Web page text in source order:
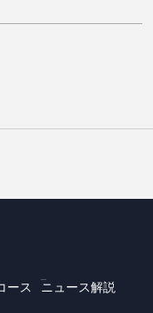
ース
ニュース解説